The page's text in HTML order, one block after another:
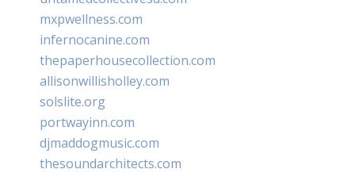
mxpwellness.com
infernocanine.com
thepaperhousecollection.com
allisonwillisholley.com
solslite.org
portwayinn.com
djmaddogmusic.com
thesoundarchitects.com